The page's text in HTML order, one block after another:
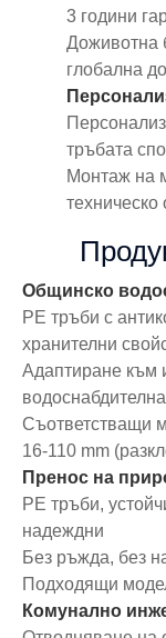
3 години
Доживотна
глобална
тръбата
Монтаж на
техническо
Общинско
PE тръби с
хранителни
Адаптиране към
Съответстващи
16-110 mm
Пренос на
PE тръби,
надеждни
Без ръжда, без
Подходящи
Комунално